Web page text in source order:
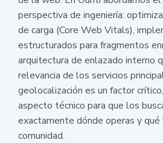
perspectiva de ingeniería:
de carga (Core Web Vitals),
estructurados para fragmentos
arquitectura de enlazado interno
relevancia de los servicios
geolocalización es un factor
aspecto técnico para que los
exactamente dónde operas y
comunidad.